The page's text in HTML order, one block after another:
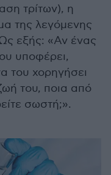
τρίτων), η
της λεγόμενης
εξής: «Αν ένας
υποφέρει,
του χορηγήσει
του, ποια από
σωστή;».